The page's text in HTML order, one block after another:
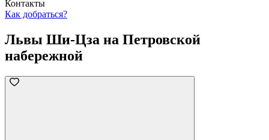
Контакты
Как добраться?
Львы Ши-Цза на Петровской
набережной